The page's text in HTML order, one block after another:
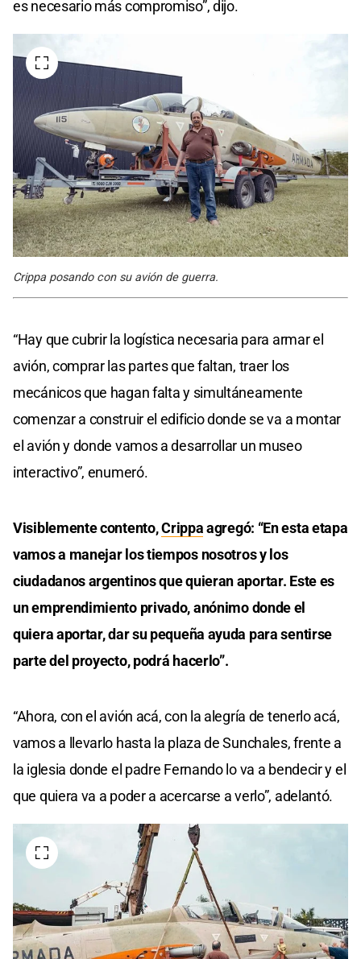
es necesario más compromiso”, dijo.
Crippa posando con su avión de guerra.
“Hay que cubrir la logística necesaria para armar el
avión, comprar las partes que faltan, traer los
mecánicos que hagan falta y simultáneamente
comenzar a construir el edificio donde se va a montar
el avión y donde vamos a desarrollar un museo
interactivo”, enumeró.
Visiblemente contento,Crippaagregó: “En esta etapa
vamos a manejar los tiempos nosotros y los
ciudadanos argentinos que quieran aportar. Este es
un emprendimiento privado, anónimo donde el
quiera aportar, dar su pequeña ayuda para sentirse
parte del proyecto, podrá hacerlo”.
“Ahora, con el avión acá, con la alegría de tenerlo acá,
vamos a llevarlo hasta la plaza de Sunchales, frente a
la iglesia donde el padre Fernando lo va a bendecir y el
que quiera va a poder a acercarse a verlo”, adelantó.